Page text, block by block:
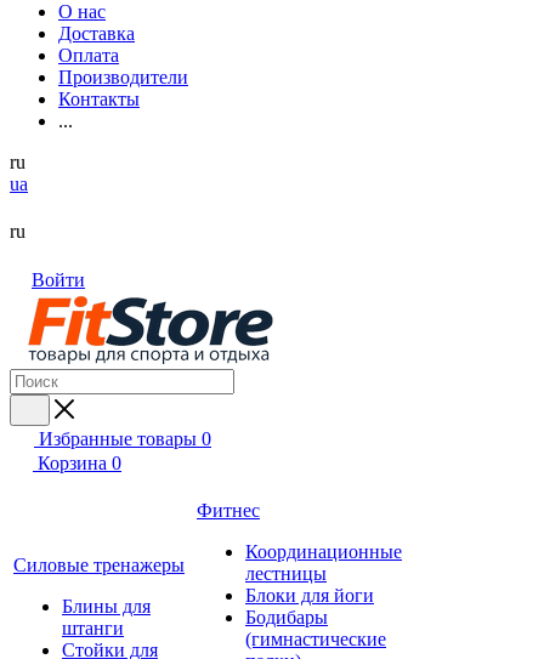
О нас
Доставка
Оплата
Производители
Контакты
...
ru
ua
ru
Войти
Избранные товары 0
Корзина 0
Силовые тренажеры
Блины для
штанги
Стойки для
Фитнес
Координационные
лестницы
Блоки для йоги
Бодибары
(гимнастические